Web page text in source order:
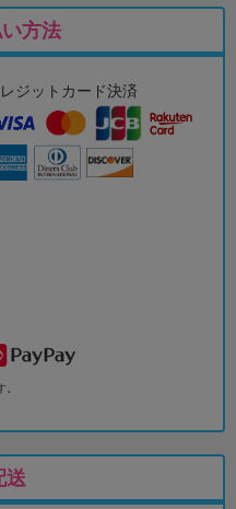
方法
ジットカード決済
送